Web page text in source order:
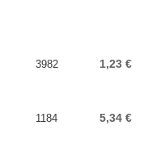
3982 1,23 €
1184 5,34 €